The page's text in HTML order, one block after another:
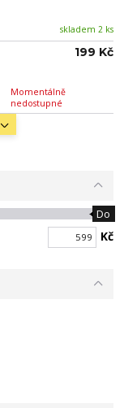
skladem 2 ks
Momentálně
nedostupné
199 Kč
Do
Kč